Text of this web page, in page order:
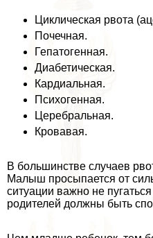
Циклическая рвота
Почечная.
Гепатогенная.
Диабетическая.
Кардиальная.
Психогенная.
Церебральная.
Кровавая.
В большинстве случаев
Малыш просыпается от
ситуации важно не
родителей должны быть